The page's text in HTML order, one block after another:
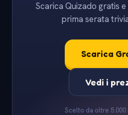
Scarica Quizado gratis
prima serata
Scarica
Vedi i
Scelto da oltre